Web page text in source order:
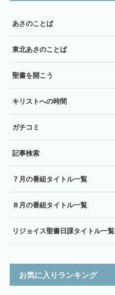
あさのことば
東北あさのことば
聖書を開こう
キリストへの時間
ガチコミ
記事検索
７月の番組タイトル一覧
８月の番組タイトル一覧
リジョイス聖書日課タイトル一覧
お気に入りランキング